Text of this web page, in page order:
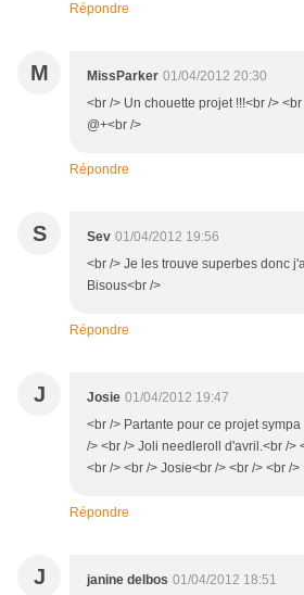
Répondre
M MissParker 01/04/2012 20:30
<br /> Un chouette projet !!!<br />
@+<br />
Répondre
S Sev 01/04/2012 19:56
<br /> Je les trouve superbes donc
Bisous<br />
Répondre
J Josie 01/04/2012 19:47
<br /> Partante pour ce projet
/> <br /> Joli needleroll d'avril.<br />
<br /> <br /> Josie<br /> <br /> <br /
Répondre
J janine delbos 01/04/2012 18:51